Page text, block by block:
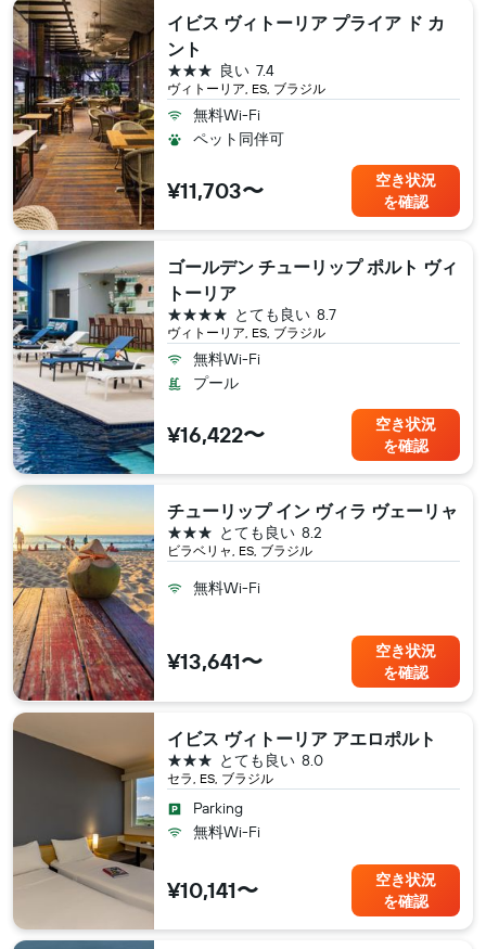
イビス ヴィトーリア プライア ド カ
ント
ヴィトーリア, ES, ブラジル
7.4
良い
3つ星
無料Wi-Fi
ペット同伴可
¥11,703〜
空き状況
を確認
ゴールデン チューリップ ポルト ヴィ
トーリア
ヴィトーリア, ES, ブラジル
8.7
とても良い
4つ星
無料Wi-Fi
プール
¥16,422〜
空き状況
を確認
チューリップ イン ヴィラ ヴェーリャ
ビラベリャ, ES, ブラジル
8.2
とても良い
3つ星
無料Wi-Fi
¥13,641〜
空き状況
を確認
イビス ヴィトーリア アエロポルト
セラ, ES, ブラジル
8.0
とても良い
3つ星
Parking
無料Wi-Fi
¥10,141〜
空き状況
を確認